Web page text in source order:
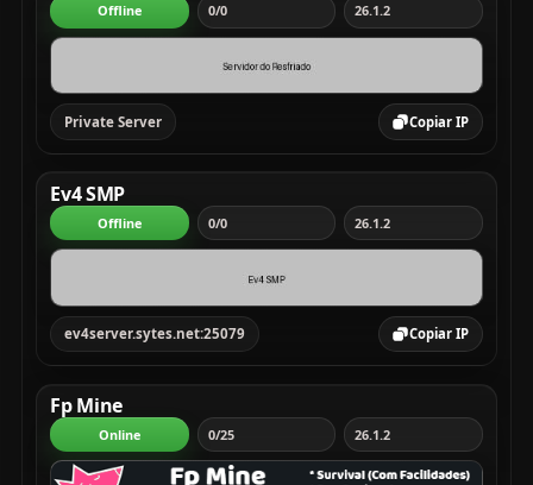
Private Server Copiar IP
Offline 0/0 26.1.2
ev4server.sytes.net:25079 Copiar IP
Ev4 SMP
Offline 0/0 26.1.2
Fp Mine
Online 0/25 26.1.2